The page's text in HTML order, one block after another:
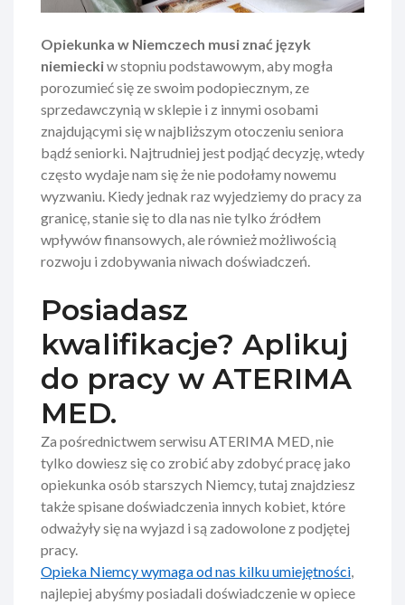
Opiekunka w Niemczech musi znać język
niemieckiw stopniu podstawowym, aby mogła
porozumieć się ze swoim podopiecznym, ze
sprzedawczynią w sklepie i z innymi osobami
znajdującymi się w najbliższym otoczeniu seniora
bądź seniorki. Najtrudniej jest podjąć decyzję, wtedy
często wydaje nam się że nie podołamy nowemu
wyzwaniu. Kiedy jednak raz wyjedziemy do pracy za
granicę, stanie się to dla nas nie tylko źródłem
wpływów finansowych, ale również możliwością
rozwoju i zdobywania niwach doświadczeń.
Posiadasz
kwalifikacje? Aplikuj
do pracy w ATERIMA
MED.
Za pośrednictwem serwisu ATERIMA MED, nie
tylko dowiesz się co zrobić aby zdobyć pracę jako
opiekunka osób starszych Niemcy, tutaj znajdziesz
także spisane doświadczenia innych kobiet, które
odważyły się na wyjazd i są zadowolone z podjętej
pracy.
Opieka Niemcy wymaga od nas kilku umiejętności,
najlepiej abyśmy posiadali doświadczenie w opiece